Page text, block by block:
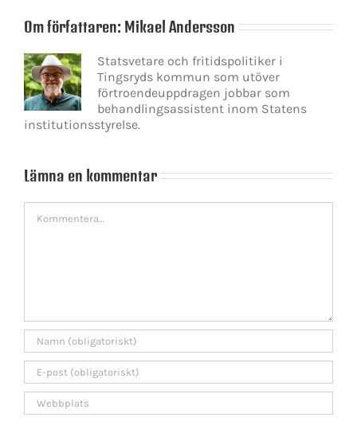
Om författaren: Mikael Andersson
Statsvetare och fritidspolitiker i
Tingsryds kommun som utöver
förtroendeuppdragen jobbar som
behandlingsassistent inom Statens
institutionsstyrelse.
Lämna en kommentar